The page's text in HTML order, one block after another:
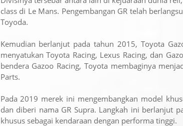
class di Le Mans. Pengembangan GR telah
Toyoda.
Kemudian berlanjut pada tahun 2015, Toyota
menyatukan Toyota Racing, Lexus Racing, dan
bendera Gazoo Racing, Toyota membaginya
Parts.
Pada 2019 merek ini mengembangkan model
dan diberi nama GR Supra. Langkah ini berlanjut
khusus sebagai kendaraan dengan performa tinggi.